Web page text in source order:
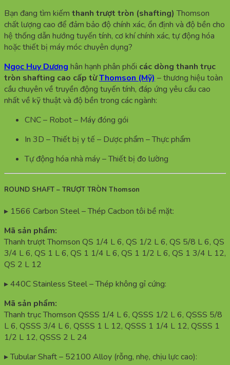
Bạn đang tìm kiếm thanh trượt tròn (shafting) Thomson
chất lượng cao để đảm bảo độ chính xác, ổn định và độ bền cho
hệ thống dẫn hướng tuyến tính, cơ khí chính xác, tự động hóa
hoặc thiết bị máy móc chuyên dụng?
Ngọc Huy Dương hân hạnh phân phối các dòng thanh trục
tròn shafting cao cấp từThomson (Mỹ) – thương hiệu toàn
cầu chuyên về truyền động tuyến tính, đáp ứng yêu cầu cao
nhất về kỹ thuật và độ bền trong các ngành:
CNC – Robot – Máy đóng gói
In 3D – Thiết bị y tế – Dược phẩm – Thực phẩm
Tự động hóa nhà máy – Thiết bị đo lường
ROUND SHAFT – TRƯỢT TRÒN Thomson
▸ 1566 Carbon Steel – Thép Cacbon tôi bề mặt:
Mã sản phẩm:
Thanh trượt Thomson QS 1/4 L 6, QS 1/2 L 6, QS 5/8 L 6, QS
3/4 L 6, QS 1 L 6, QS 1 1/4 L 6, QS 1 1/2 L 6, QS 1 3/4 L 12,
QS 2 L 12
▸ 440C Stainless Steel – Thép không gỉ cứng:
Mã sản phẩm:
Thanh trục Thomson QSSS 1/4 L 6, QSSS 1/2 L 6, QSSS 5/8
L 6, QSSS 3/4 L 6, QSSS 1 L 12, QSSS 1 1/4 L 12, QSSS 1
1/2 L 12, QSSS 2 L 24
▸ Tubular Shaft – 52100 Alloy (rỗng, nhẹ, chịu lực cao):